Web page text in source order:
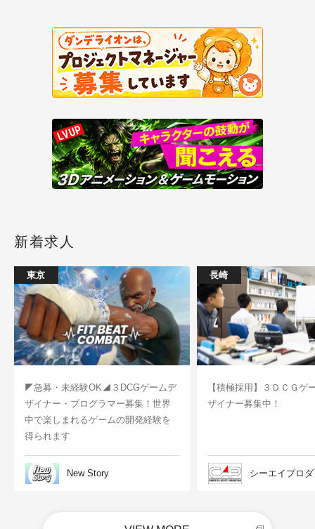
新着求人
東京
◤急募・未経験OK◢３DCGゲームデ
ザイナー・プログラマー募集！世界
中で楽しまれるゲームの開発経験を
得られます
New Story
長崎
【積極採用】３ＤＣＧゲ
ザイナー募集中！
シーエイプロ